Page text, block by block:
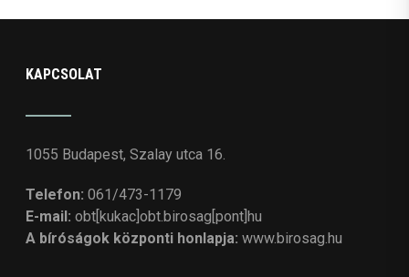
KAPCSOLAT
1055 Budapest, Szalay utca 16.
Telefon: 061/473-1179
E-mail: obt[kukac]obt.birosag[pont]hu
A bíróságok központi honlapja: www.birosag.hu